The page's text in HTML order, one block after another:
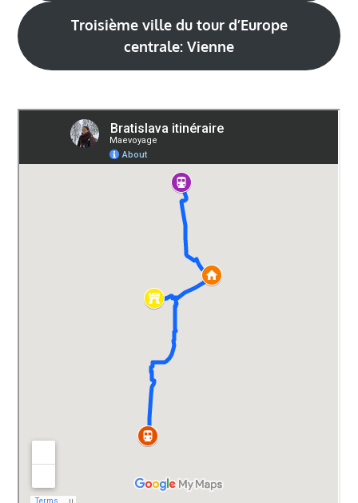
Troisième ville du tour d’Europe
centrale: Vienne